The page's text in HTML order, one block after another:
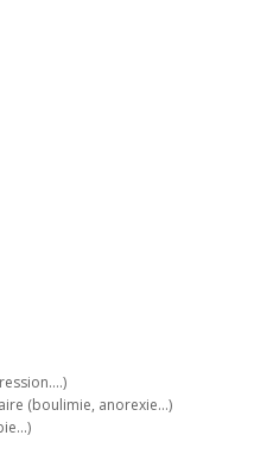
(boulimie, anorexie…)